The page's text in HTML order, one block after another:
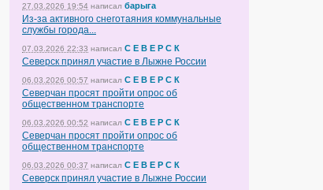
27.03.2026 19:54 написал барыга
Из-за активного снеготаяния коммунальные
службы города...
07.03.2026 22:33 написал С Е В Е Р С К
Северск принял участие в Лыжне России
06.03.2026 00:57 написал С Е В Е Р С К
Северчан просят пройти опрос об
общественном транспорте
06.03.2026 00:52 написал С Е В Е Р С К
Северчан просят пройти опрос об
общественном транспорте
06.03.2026 00:37 написал С Е В Е Р С К
Северск принял участие в Лыжне России